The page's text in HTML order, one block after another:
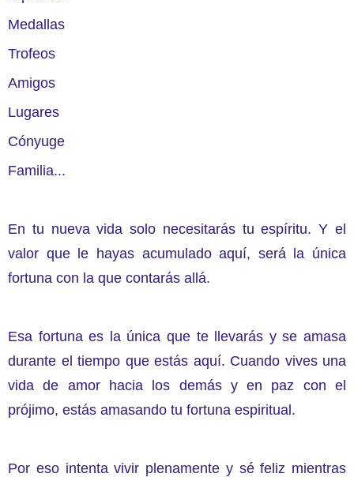
Medallas
Trofeos
Amigos
Lugares
Cónyuge
Familia...
En tu nueva vida solo necesitarás tu espíritu. Y el
valor que le hayas acumulado aquí, será la única
fortuna con la que contarás allá.
Esa fortuna es la única que te llevarás y se amasa
durante el tiempo que estás aquí. Cuando vives una
vida de amor hacia los demás y en paz con el
prójimo, estás amasando tu fortuna espiritual.
Por eso intenta vivir plenamente y sé feliz mientras